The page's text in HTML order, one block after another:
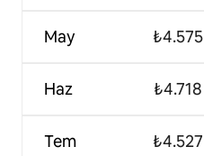
May
Haz
Tem
₺4.575
₺4.718
₺4.527